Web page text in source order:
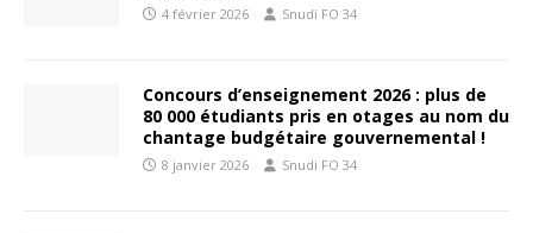
4 février 2026 Snudi FO 34
Concours d’enseignement 2026 : plus de
80 000 étudiants pris en otages au nom du
chantage budgétaire gouvernemental !
8 janvier 2026 Snudi FO 34